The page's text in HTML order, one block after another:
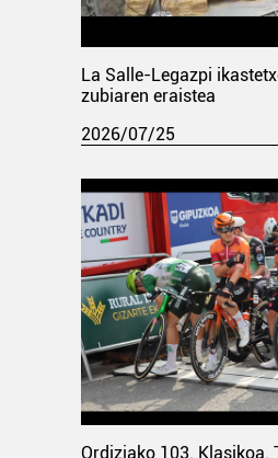
La Salle-Legazpi
zubiaren eraistea
2026/07/25
Ordiziako 103. Klasikoa.